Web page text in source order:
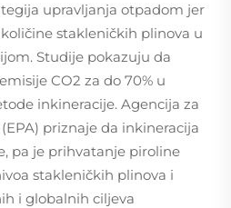
upravljanja otpadom jer
stakleničkih plinova u
Studije pokazuju da
CO2 za do 70% u
inkineracije. Agencija za
priznaje da inkineracija
pa je prihvatanje piroline
stakleničkih plinova i
i globalnih ciljeva